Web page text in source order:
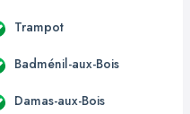
Trampot
Badménil-aux-Bois
Damas-aux-Bois